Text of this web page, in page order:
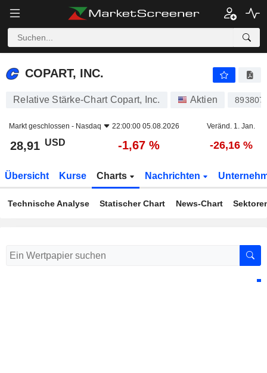
COPART, INC.
COPART, INC.
Relative Stärke-Chart Copart, Inc. Aktien 893807
Markt geschlossen - Nasdaq 22:00:00 05.08.2026 Veränd. 1. Jan.
28,91 USD -1,67 % -26,16 %
Übersicht Kurse Charts Nachrichten
Technische Analyse Statischer Chart News-Chart